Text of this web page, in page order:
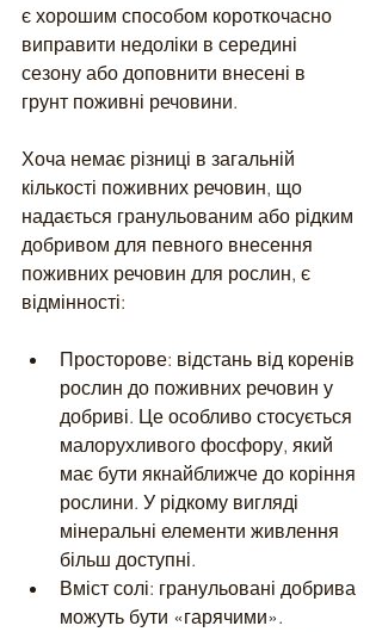
є хорошим способом короткочасно
виправити недоліки в середині
сезону або доповнити внесені в
грунт поживні речовини.
Хоча немає різниці в загальній
кількості поживних речовин, що
надається гранульованим або рідким
добривом для певного внесення
поживних речовин для рослин, є
відмінності:
Просторове: відстань від коренів
рослин до поживних речовин у
добриві. Це особливо стосується
малорухливого фосфору, який
має бути якнайближче до коріння
рослини. У рідкому вигляді
мінеральні елементи живлення
більш доступні.
Вміст солі: гранульовані добрива
можуть бути «гарячими».